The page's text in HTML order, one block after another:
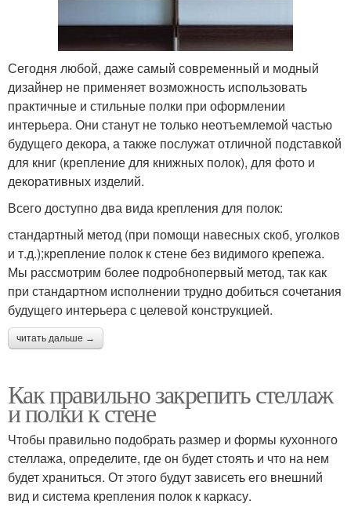
Сегодня любой, даже самый современный и модный
дизайнер не применяет возможность использовать
практичные и стильные полки при оформлении
интерьера. Они станут не только неотъемлемой частью
будущего декора, а также послужат отличной подставкой
для книг (крепление для книжных полок), для фото и
декоративных изделий.
Всего доступно два вида крепления для полок:
стандартный метод (при помощи навесных скоб, уголков
и т.д.);крепление полок к стене без видимого крепежа.
Мы рассмотрим более подробнопервый метод, так как
при стандартном исполнении трудно добиться сочетания
будущего интерьера с целевой конструкцией.
читать дальше →
Как правильно закрепить стеллаж
и полки к стене
Чтобы правильно подобрать размер и формы кухонного
стеллажа, определите, где он будет стоять и что на нем
будет храниться. От этого будут зависеть его внешний
вид и система крепления полок к каркасу.